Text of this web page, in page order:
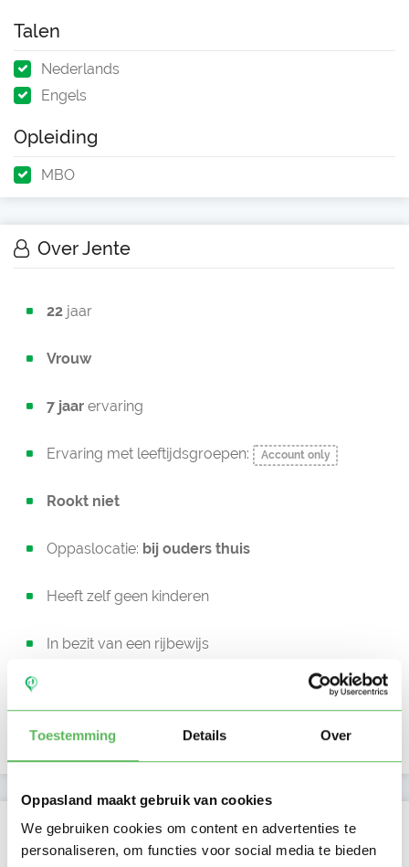
Toestemming Details Over
Oppasland maakt gebruik van cookies
We gebruiken cookies om content en advertenties te
personaliseren, om functies voor social media te bieden
Talen
Nederlands
Engels
Opleiding
MBO
Over Jente
22 jaar
Vrouw
7 jaar ervaring
Ervaring met leeftijdsgroepen: Account only
Rookt niet
Oppaslocatie: bij ouders thuis
Heeft zelf geen kinderen
In bezit van een rijbewijs
Uurtarief: Account only
Kan oppassen op